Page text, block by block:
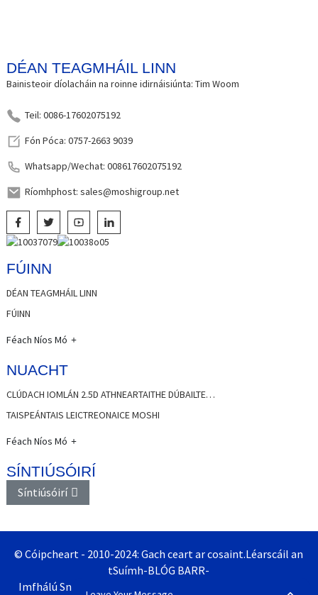
DÉAN TEAGMHÁIL LINN
Bainisteoir díolacháin na roinne idirnáisiúnta: Tim Woom
Teil: 0086-17602075192
Fón Póca: 0757-2663 9039
Whatsapp/Wechat: 008617602075192
Ríomhphost: sales@moshigroup.net
FÚINN
DÉAN TEAGMHÁIL LINN
FÚINN
Féach Níos Mó
NUACHT
CLÚDACH IOMLÁN 2.5D ATHNEARTAITHE DÚBAILTE…
TAISPEÁNTAIS LEICTREONAICE MOSHI
Féach Níos Mó
SÍNTIÚSÓIRÍ
Síntiúsóirí
© Cóipcheart - 2010-2024: Gach ceart ar cosaint.Léarscáil an
tSuímh-BLÓG BARR-
Imfhálú Snáithín Optúil & Monarcha Painéal Paiste sa tSín